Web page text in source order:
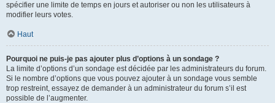
spécifier une limite de temps en jours et autoriser ou non les utilisateurs à
modifier leurs votes.
Haut
Pourquoi ne puis-je pas ajouter plus d’options à un sondage ?
La limite d’options d’un sondage est décidée par les administrateurs du forum.
Si le nombre d’options que vous pouvez ajouter à un sondage vous semble
trop restreint, essayez de demander à un administrateur du forum s’il est
possible de l’augmenter.